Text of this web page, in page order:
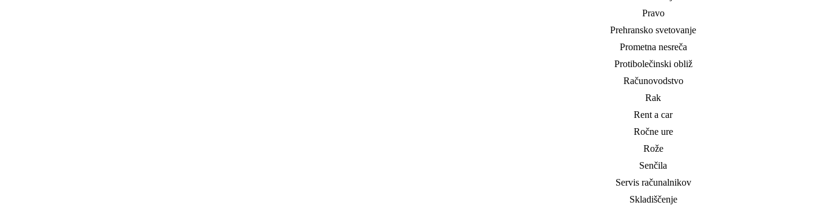
Pravo
Prehransko svetovanje
Prometna nesreča
Protibolečinski obliž
Računovodstvo
Rak
Rent a car
Ročne ure
Rože
Senčila
Servis računalnikov
Skladiščenje